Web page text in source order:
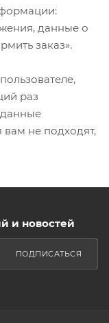
данные о
заказ».
раз
вам не подходят,
и новостей
ПОДПИСАТЬСЯ